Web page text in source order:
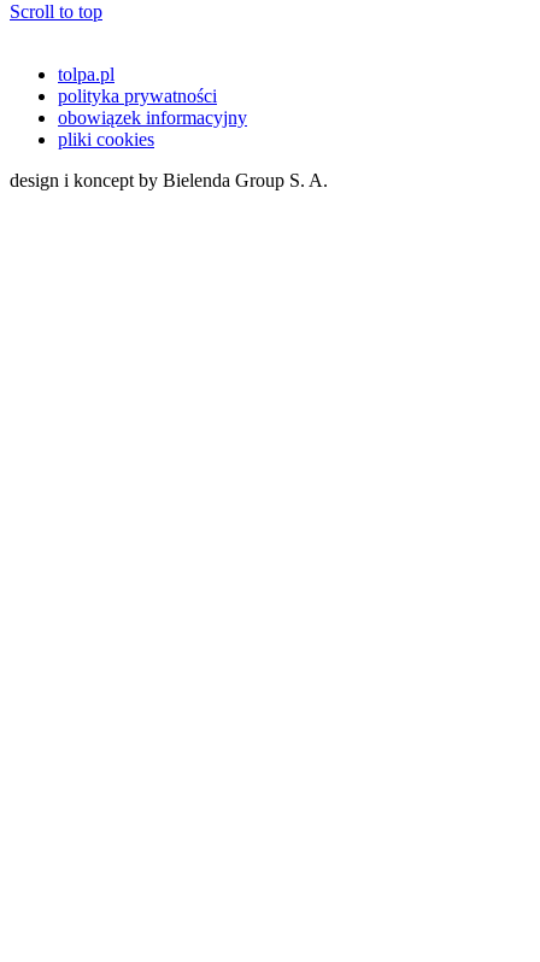
Scroll to top
tolpa.pl
polityka prywatności
obowiązek informacyjny
pliki cookies
design i koncept by Bielenda Group S. A.